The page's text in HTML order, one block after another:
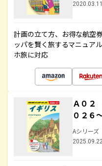
計画の立て方、お得な航空
ッパを賢く旅するマニュア
ホ旅に対応
Ａ０
０２６
Aシリーズ